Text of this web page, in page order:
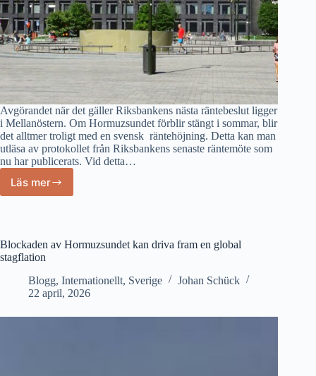
Avgörandet när det gäller Riksbankens nästa räntebeslut ligger
i Mellanöstern. Om Hormuzsundet förblir stängt i sommar, blir
det alltmer troligt med en svensk räntehöjning. Detta kan man
utläsa av protokollet från Riksbankens senaste räntemöte som
nu har publicerats. Vid detta…
Läs merRiksbankens
blockaden
av
Blockaden av Hormuzsundet kan driva fram en global
stagflation
Blogg, Internationellt, Sverige
Johan Schück
22 april, 2026